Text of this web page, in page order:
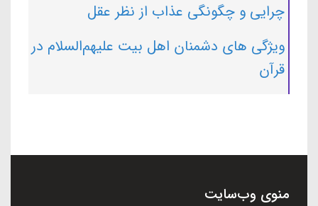
چرایی و چگونگی عذاب از نظر عقل
ویژگی های دشمنان اهل بیت علیهم‌السلام در
قرآن
منوی وب‌سایت